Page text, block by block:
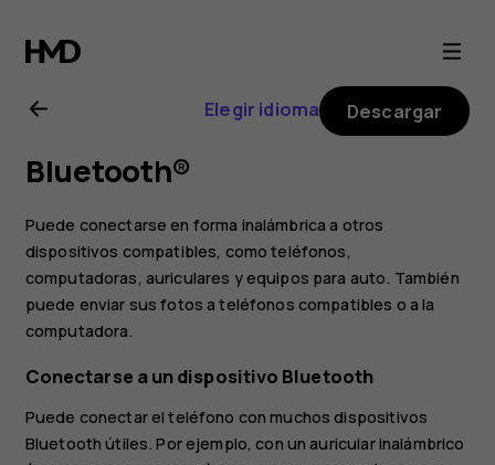
Guía
del
usuario
de
Nokia
6.2
Elegir idioma Descargar
Bluetooth®
Puede conectarse en forma inalámbrica a otros
dispositivos compatibles, como teléfonos,
computadoras, auriculares y equipos para auto. También
puede enviar sus fotos a teléfonos compatibles o a la
computadora.
Conectarse a un dispositivo Bluetooth
Puede conectar el teléfono con muchos dispositivos
Bluetooth útiles. Por ejemplo, con un auricular inalámbrico